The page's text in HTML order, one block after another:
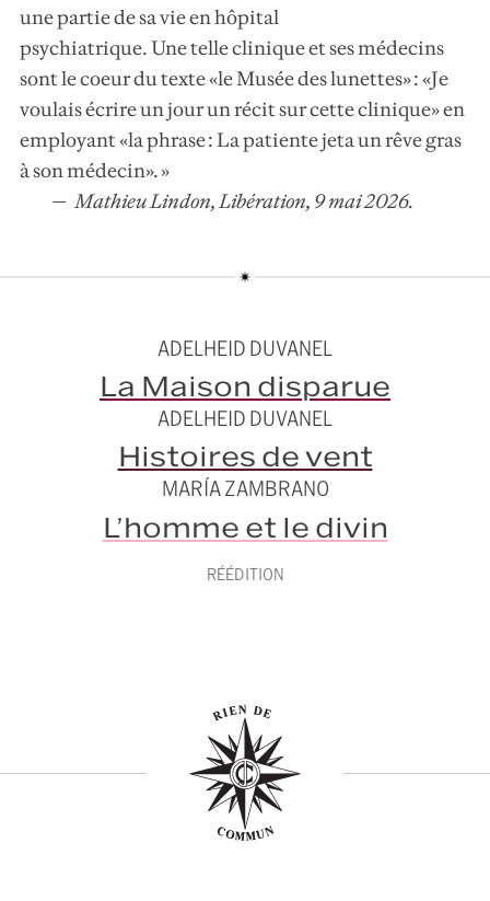
une partie de sa vie en hôpital
psychiatrique. Une telle clinique et ses médecins
sont le coeur du texte «le Musée des lunettes» : «Je
voulais écrire un jour un récit sur cette clinique» en
employant «la phrase : La patiente jeta un rêve gras
à son médecin». »
Mathieu Lindon, Libération, 9 mai 2026.
ADELHEID DUVANEL
La Maison disparue
ADELHEID DUVANEL
Histoires de vent
MARÍA ZAMBRANO
L’homme et le divin
RÉÉDITION